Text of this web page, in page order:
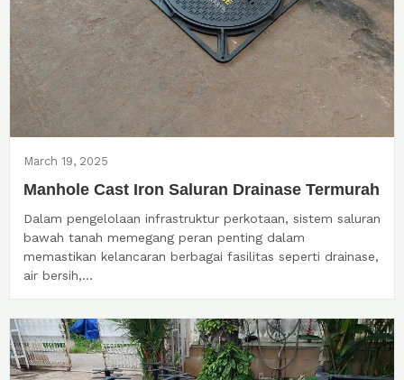
March 19, 2025
Manhole Cast Iron Saluran Drainase Termurah
Dalam pengelolaan infrastruktur perkotaan, sistem saluran
bawah tanah memegang peran penting dalam
memastikan kelancaran berbagai fasilitas seperti drainase,
air bersih,...